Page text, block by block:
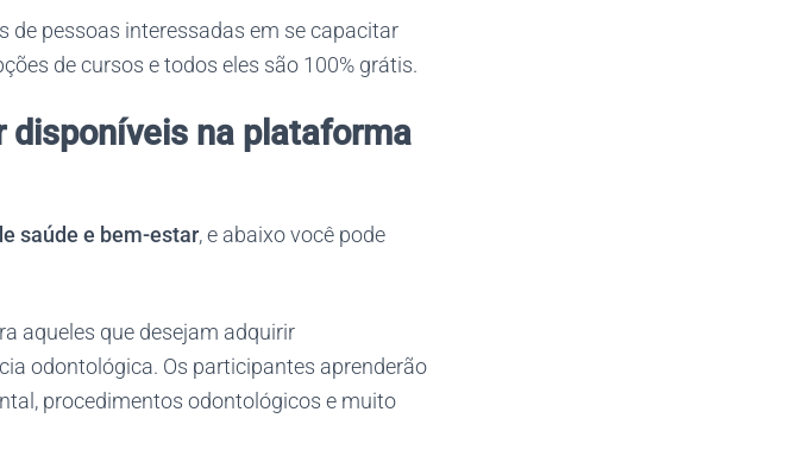
de pessoas interessadas em se capacitar
de cursos e todos eles são 100% grátis.
disponíveis na plataforma
saúde e bem-estar, e abaixo você pode
aqueles que desejam adquirir
odontológica. Os participantes aprenderão
procedimentos odontológicos e muito